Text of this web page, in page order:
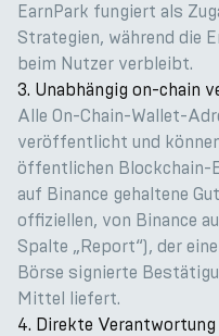
EarnPark fungiert als
Strategien, während die
beim Nutzer verbleibt.
3. Unabhängig on-chain
Alle On-Chain-Wallet-
veröffentlicht und
öffentlichen Blockchain-
auf Binance gehaltene
offiziellen, von Binance
Spalte „Report“), der
Börse signierte
Mittel liefert.
4. Direkte Verantwortung